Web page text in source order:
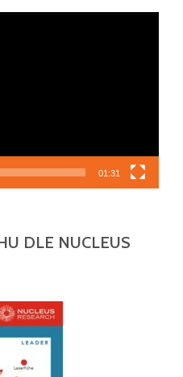
01:31
DLE NUCLEUS